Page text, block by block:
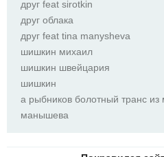
друг feat sirotkin
друг облака
друг feat tina manysheva
шишкин михаил
шишкин швейцария
шишкин
а рыбников болотный транс
манышева